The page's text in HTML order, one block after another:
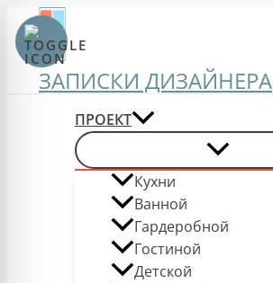
Перейти
содержимому
ЗАПИСКИ ДИЗАЙНЕРА
ПРОЕКТ
Кухни
Ванной
Гардеробной
Гостиной
Детской